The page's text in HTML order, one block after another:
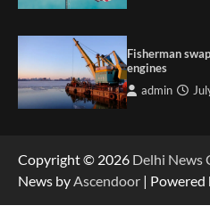
Fisherman
engines
admin
Copyright © 2026 Delhi News
News byAscendoor | Powered